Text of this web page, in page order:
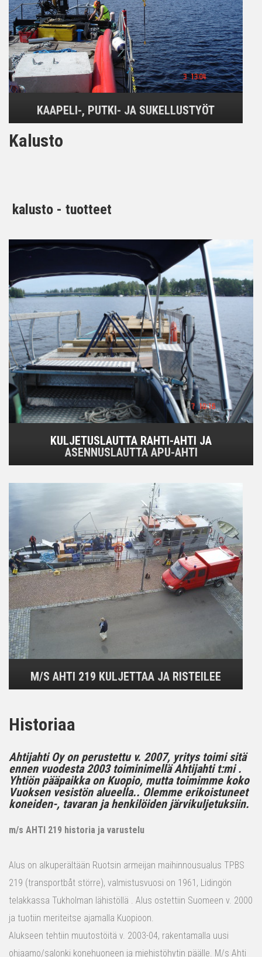
KAAPELI-, PUTKI- JA SUKELLUSTYÖT
Kalusto
kalusto - tuotteet
KULJETUSLAUTTA RAHTI-AHTI JA
ASENNUSLAUTTA APU-AHTI
M/S AHTI 219 KULJETTAA JA RISTEILEE
Historiaa
Ahtijahti Oy on perustettu v. 2007, yritys toimi sitä
ennen vuodesta 2003 toiminimellä Ahtijahti t:mi .
Yhtiön pääpaikka on Kuopio, mutta toimimme koko
Vuoksen vesistön alueella.. Olemme erikoistuneet
koneiden-, tavaran ja henkilöiden järvikuljetuksiin.
m/s AHTI 219 historia ja varustelu
Alus on alkuperältään Ruotsin armeijan maihinnousualus TPBS
219 (transportbåt större), valmistusvuosi on 1961, Lidingön
telakkassa Tukholman lähistöllä . Alus ostettiin Suomeen v. 2000
ja tuotiin meriteitse ajamalla Kuopioon.
Alukseen tehtiin muutostöitä v. 2003-04, rakentamalla uusi
ohjaamo/salonki konehuoneen ja miehistöhytin päälle. M/s Ahti